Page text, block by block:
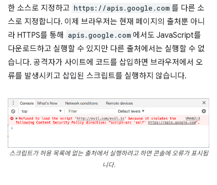
한 소스로 지정하고 https://apis.google.com 를 다른 소
스로 지정합니다. 이제 브라우저는 현재 페이지의 출처뿐 아니
라 HTTPS를 통해
apis.google.com 에서도 JavaScript를
다운로드하고 실행할 수 있지만 다른 출처에서는 실행할 수 없
습니다. 공격자가 사이트에 코드를 삽입하면 브라우저에서 오
류를 발생시키고 삽입된 스크립트를 실행하지 않습니다.
스크립트가 허용 목록에 없는 출처에서 실행하려고 하면 콘솔에 오류가 표시됩
니다.